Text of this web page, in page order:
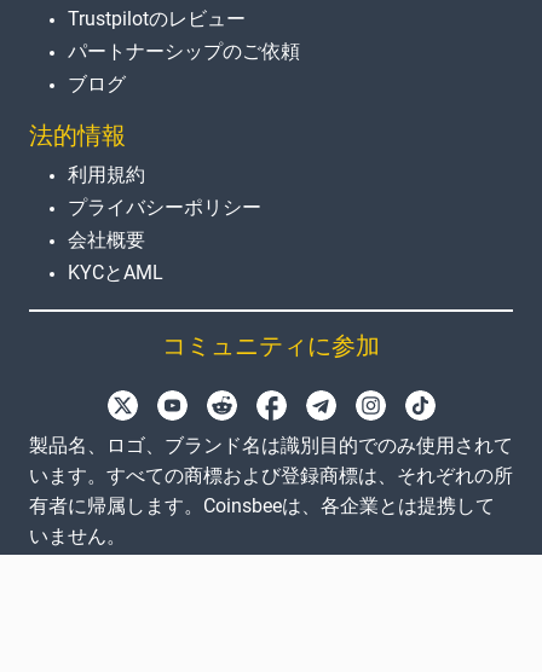
Trustpilotのレビュー
パートナーシップのご依頼
ブログ
法的情報
利用規約
プライバシーポリシー
会社概要
KYCとAML
コミュニティに参加
製品名、ロゴ、ブランド名は識別目的でのみ使用されて
います。すべての商標および登録商標は、それぞれの所
有者に帰属します。Coinsbeeは、各企業とは提携して
いません。